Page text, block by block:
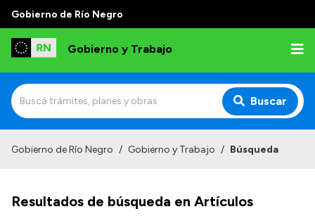
Gobierno de Río Negro
Gobierno y Trabajo
Buscar
Misión
Gobierno de Río Negro / Gobierno y Trabajo / Búsqueda
Resultados de búsqueda en Artículos